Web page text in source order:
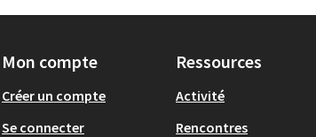
Mon compte
Créer un compte
Se connecter
Ressources
Activité
Rencontres